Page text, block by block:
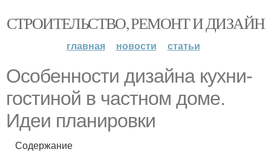
СТРОИТЕЛЬСТВО, РЕМОНТ И ДИЗАЙН
главная новости статьи
Особенности дизайна кухни-
гостиной в частном доме.
Идеи планировки
Содержание